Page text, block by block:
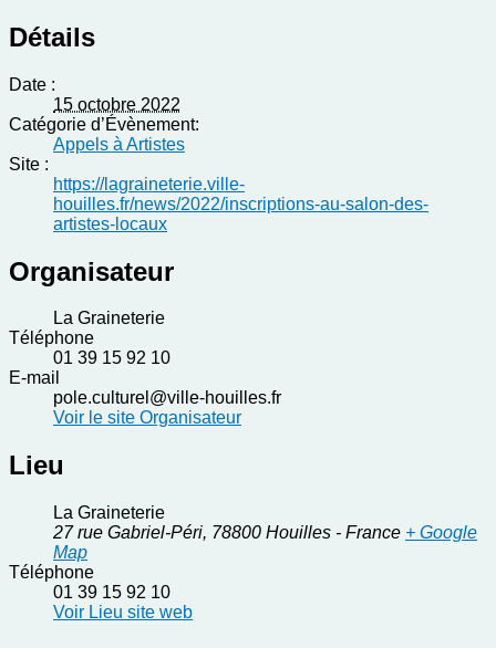
Détails
Date :
15 octobre 2022
Catégorie d’Évènement:
Appels à Artistes
Site :
https://lagraineterie.ville-
houilles.fr/news/2022/inscriptions-au-salon-des-
artistes-locaux
Organisateur
La Graineterie
Téléphone
01 39 15 92 10
E-mail
pole.culturel@ville-houilles.fr
Voir le site Organisateur
Lieu
La Graineterie
27 rue Gabriel-Péri, 78800 Houilles - France + Google
Map
Téléphone
01 39 15 92 10
Voir Lieu site web